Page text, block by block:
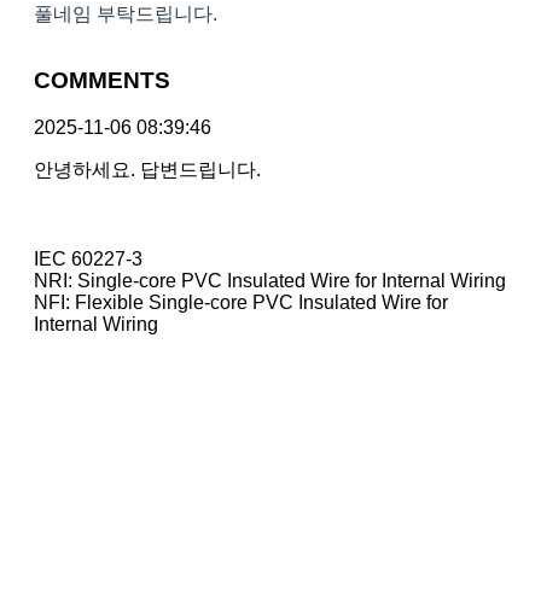
풀네임 부탁드립니다.
COMMENTS
2025-11-06 08:39:46
안녕하세요. 답변드립니다.
IEC 60227-3
NRI: Single-core PVC Insulated Wire for Internal Wiring
NFI: Flexible Single-core PVC Insulated Wire for
Internal Wiring